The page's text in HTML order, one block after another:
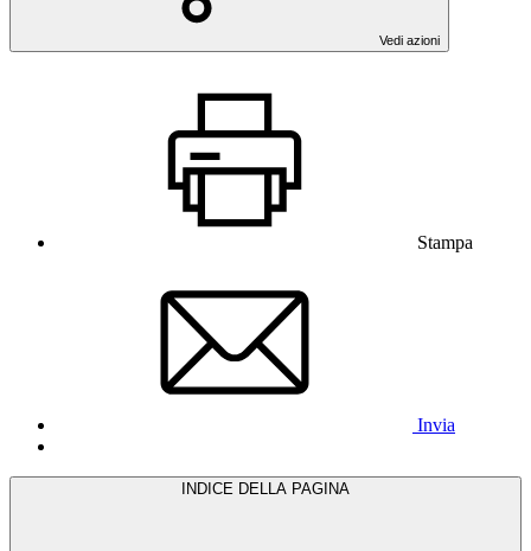
Vedi azioni
Stampa
Invia
INDICE DELLA PAGINA